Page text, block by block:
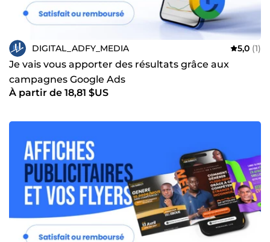
DIGITAL_ADFY_MEDIA 5,0 (1)
Je vais vous apporter des résultats grâce aux
campagnes Google Ads
À partir de 18,81 $US